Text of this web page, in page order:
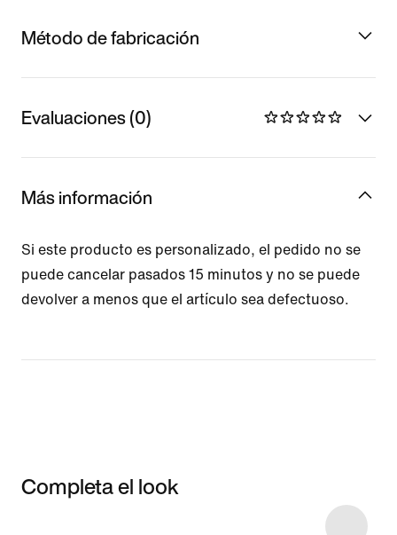
Método de fabricación
Evaluaciones (0)
Más información
Si este producto es personalizado, el pedido no se
puede cancelar pasados 15 minutos y no se puede
devolver a menos que el artículo sea defectuoso.
Completa el look